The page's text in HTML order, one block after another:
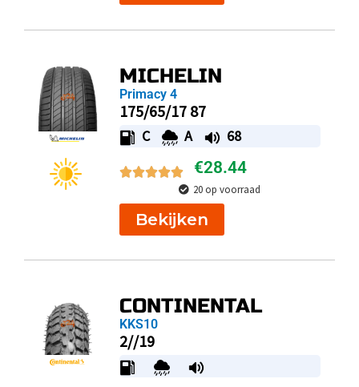
MICHELIN
Primacy 4
175/65/17 87
C A 68
€28.44
20 op voorraad
Bekijken
CONTINENTAL
KKS10
2//19